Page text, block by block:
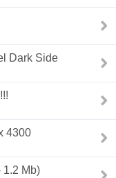
Dark Side
4300
1.2 Mb)